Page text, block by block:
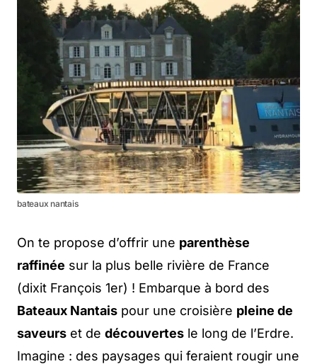
bateaux nantais
On te propose d’offrir une parenthèse
raffinée sur la plus belle rivière de France
(dixit François 1er) ! Embarque à bord des
Bateaux Nantais pour une croisière pleine de
saveurs et de découvertes le long de l’Erdre.
Imagine : des paysages qui feraient rougir une